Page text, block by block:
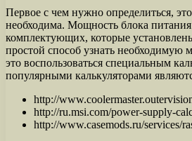
Первое с чем нужно определиться,
необходима. Мощность блока питания
комплектующих, которые
простой способ узнать необходимую
это воспользоваться специальным
популярными калькуляторами
http://
http://ru.msi.com/power-supply-
http://www.casemods.ru/services/